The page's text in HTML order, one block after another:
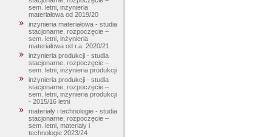
sem. letni, inżynieria
materiałowa od 2019/20
inżynieria materiałowa - studia
stacjonarne, rozpoczęcie –
sem. letni, inżynieria
materiałowa od r.a. 2020/21
inżynieria produkcji - studia
stacjonarne, rozpoczęcie –
sem. letni, inżynieria produkcji
inżynieria produkcji - studia
stacjonarne, rozpoczęcie –
sem. letni, inżynieria produkcji
- 2015/16 letni
materiały i technologie - studia
stacjonarne, rozpoczęcie –
sem. letni, materiały i
technologie 2023/24